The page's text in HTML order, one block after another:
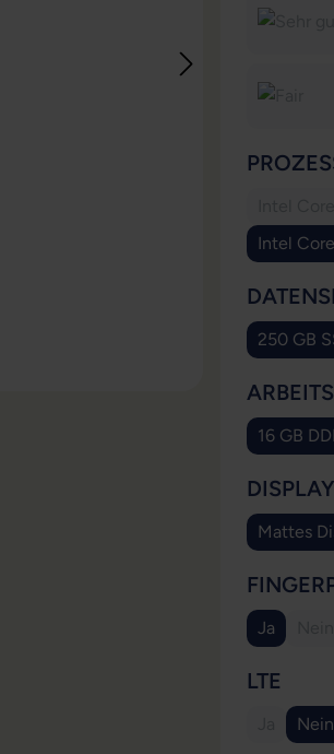
Intel
250 GB
16 GB
Mattes
Ja
LTE
(Diese
Nein